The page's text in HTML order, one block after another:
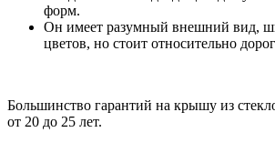
форм.
Он имеет разумный внешний вид,
цветов, но стоит относительно
Большинство гарантий на крышу из
от 20 до 25 лет.